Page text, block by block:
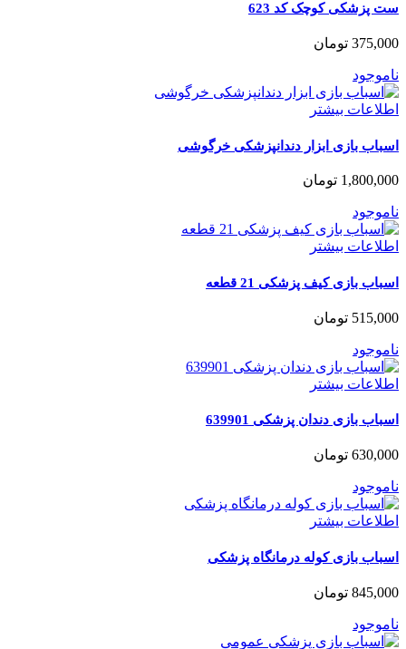
ست پزشکی کوچک کد 623
375,000 تومان
ناموجود
اطلاعات بیشتر
اسباب بازی ابزار دندانپزشکی خرگوشی
1,800,000 تومان
ناموجود
اطلاعات بیشتر
اسباب بازی کیف پزشکی 21 قطعه
515,000 تومان
ناموجود
اطلاعات بیشتر
اسباب بازی دندان پزشکی 639901
630,000 تومان
ناموجود
اطلاعات بیشتر
اسباب بازی کوله درمانگاه پزشکی
845,000 تومان
ناموجود